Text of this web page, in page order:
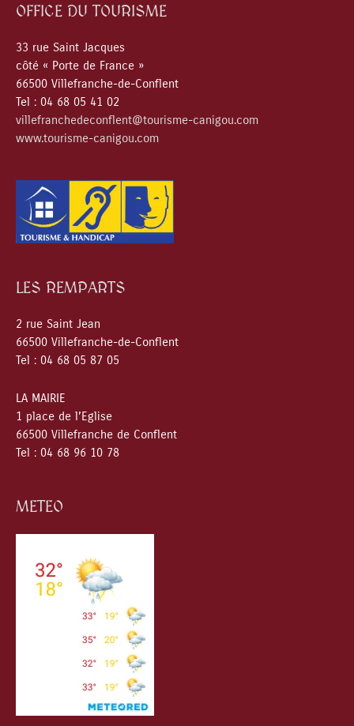
OFFICE DU TOURISME
33 rue Saint Jacques
côté « Porte de France »
66500 Villefranche-de-Conflent
Tel : 04 68 05 41 02
villefranchedeconflent@tourisme-canigou.com
www.tourisme-canigou.com
LES REMPARTS
2 rue Saint Jean
66500 Villefranche-de-Conflent
Tel : 04 68 05 87 05
LA MAIRIE
1 place de l’Eglise
66500 Villefranche de Conflent
Tel : 04 68 96 10 78
METEO